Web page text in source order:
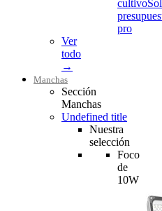
cultivo
pro
Ver
todo
→
Manchas
Sección
Manchas
Undefined title
Nuestra
selección
Foco
de
10W